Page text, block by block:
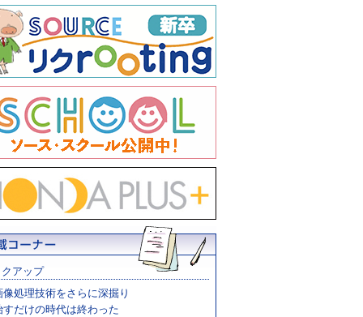
アップ
像処理技術をさらに深掘り
すだけの時代は終わった